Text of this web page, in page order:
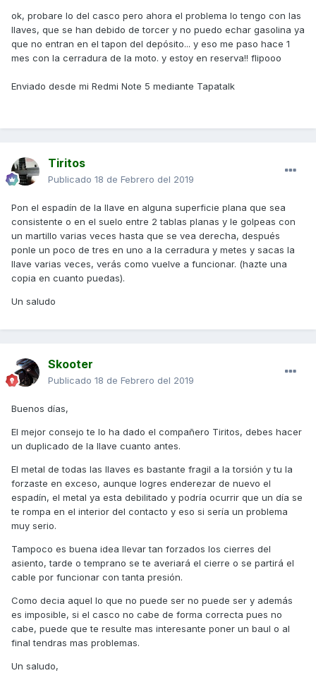
ok, probare lo del casco pero ahora el problema lo tengo con las
llaves, que se han debido de torcer y no puedo echar gasolina ya
que no entran en el tapon del depósito... y eso me paso hace 1
mes con la cerradura de la moto. y estoy en reserva!! flipooo
Enviado desde mi Redmi Note 5 mediante Tapatalk
Tiritos
Publicado 18 de Febrero del 2019
Pon el espadín de la llave en alguna superficie plana que sea
consistente o en el suelo entre 2 tablas planas y le golpeas con
un martillo varias veces hasta que se vea derecha, después
ponle un poco de tres en uno a la cerradura y metes y sacas la
llave varias veces, verás como vuelve a funcionar. (hazte una
copia en cuanto puedas).
Un saludo
Skooter
Publicado 18 de Febrero del 2019
Buenos días,
El mejor consejo te lo ha dado el compañero Tiritos, debes hacer
un duplicado de la llave cuanto antes.
El metal de todas las llaves es bastante fragil a la torsión y tu la
forzaste en exceso, aunque logres enderezar de nuevo el
espadín, el metal ya esta debilitado y podría ocurrir que un día se
te rompa en el interior del contacto y eso si sería un problema
muy serio.
Tampoco es buena idea llevar tan forzados los cierres del
asiento, tarde o temprano se te averiará el cierre o se partirá el
cable por funcionar con tanta presión.
Como decia aquel lo que no puede ser no puede ser y además
es imposible, si el casco no cabe de forma correcta pues no
cabe, puede que te resulte mas interesante poner un baul o al
final tendras mas problemas.
Un saludo,